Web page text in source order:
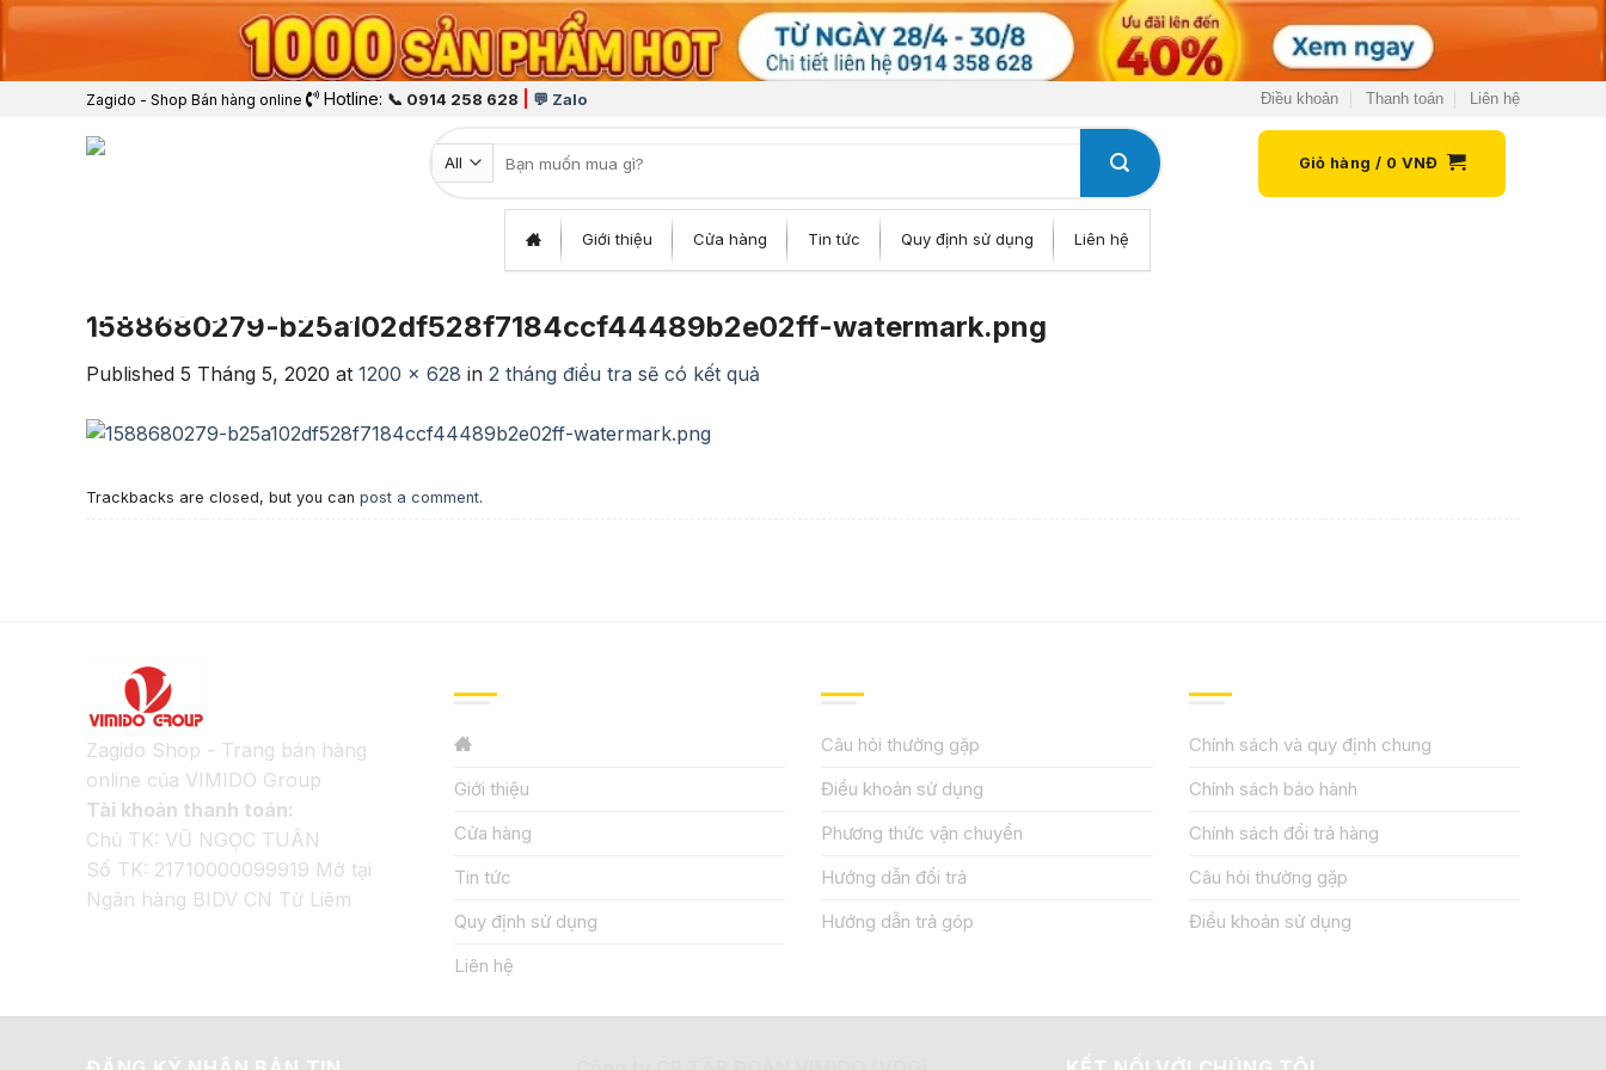
Zagido - Shop Bán hàng online Hotline: 📞 0914 258 628 💬 Zalo Điều khoản Thanh toán Liên hệ
Tìm kiếm:
Giỏ hàng / 0 VNĐ
Giới thiệu Cửa hàng Tin tức Quy định sử dụng Liên hệ
1588680279-b25a102df528f7184ccf44489b2e02ff-watermark.png
Published 5 Tháng 5, 2020 at 1200 × 628 in 2 tháng điều tra sẽ có kết quả
Trackbacks are closed, but you can post a comment.
Zagido Shop - Trang bán hàng
online của VIMIDO Group
Tài khoản thanh toán:
Chủ TK: VŨ NGỌC TUÂN
Số TK: 21710000099919 Mở tại
Ngân hàng BIDV CN Từ Liêm
Giới thiệu
Cửa hàng
Tin tức
Quy định sử dụng
Liên hệ
Câu hỏi thường gặp
Điều khoản sử dụng
Phương thức vận chuyển
Hướng dẫn đổi trả
Hướng dẫn trả góp
Chính sách và quy định chung
Chính sách bảo hành
Chính sách đổi trả hàng
Câu hỏi thường gặp
Điều khoản sử dụng